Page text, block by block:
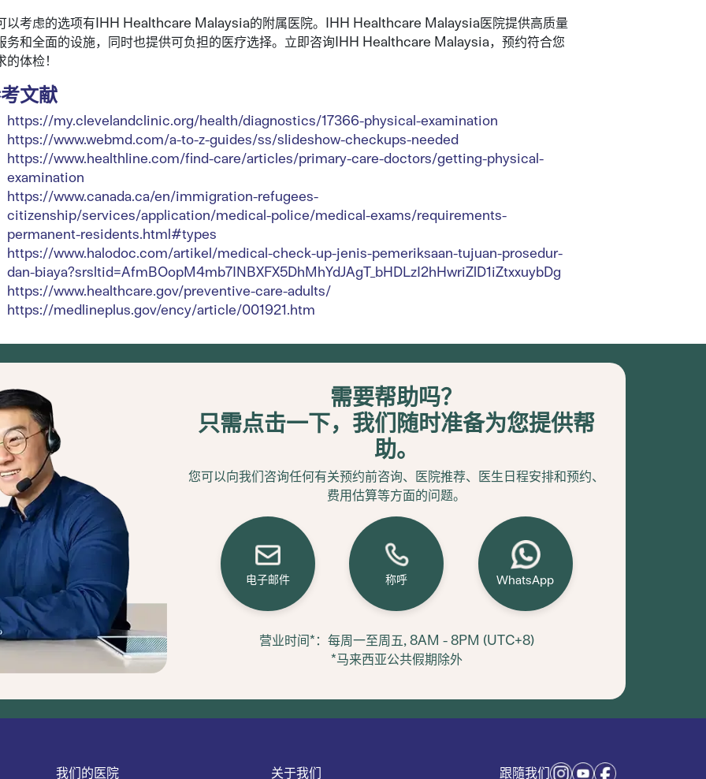
以考虑的选项有IHH Healthcare Malaysia的附属医院。IHH Healthcare Malaysia医院提供高质量
务和全面的设施，同时也提供可负担的医疗选择。立即咨询IHH Healthcare Malaysia，预约符合您
的体检！
文献
https://my.clevelandclinic.org/health/diagnostics/17366-physical-examination
https://www.webmd.com/a-to-z-guides/ss/slideshow-checkups-needed
https://www.healthline.com/find-care/articles/primary-care-doctors/getting-physical-
examination
https://www.canada.ca/en/immigration-refugees-
citizenship/services/application/medical-police/medical-exams/requirements-
permanent-residents.html#types
https://www.halodoc.com/artikel/medical-check-up-jenis-pemeriksaan-tujuan-prosedur-
dan-biaya?srsltid=AfmBOopM4mb7INBXFX5DhMhYdJAgT_bHDLzI2hHwriZlD1iZtxxuybDg
https://www.healthcare.gov/preventive-care-adults/
https://medlineplus.gov/ency/article/001921.htm
需要帮助吗？
只需点击一下，我们随时准备为您提供帮
助。
您可以向我们咨询任何有关预约前咨询、医院推荐、医生日程安排和预约、
费用估算等方面的问题。
电子邮件 称呼 WhatsApp
营业时间*：每周一至周五, 8AM - 8PM (UTC+8)
*马来西亚公共假期除外
我们的医院 关于我们 跟隨我们